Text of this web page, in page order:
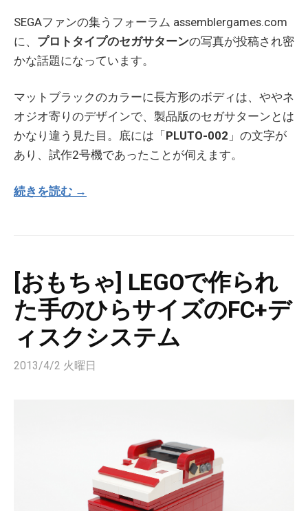
SEGAファンの集うフォーラム assemblergames.com
に、 プロトタイプのセガサターンの写真が投稿され密
かな話題になっています。
マットブラックのカラーに長方形のボディは、ややネ
オジオ寄りのデザインで、製品版のセガサターンとは
かなり違う見た目。底には「 PLUTO-002 」の文字が
あり、試作2号機であったことが伺えます。
続きを読む →
[おもちゃ] LEGOで作られ
た手のひらサイズのFC+デ
ィスクシステム
2013/4/2 火曜日